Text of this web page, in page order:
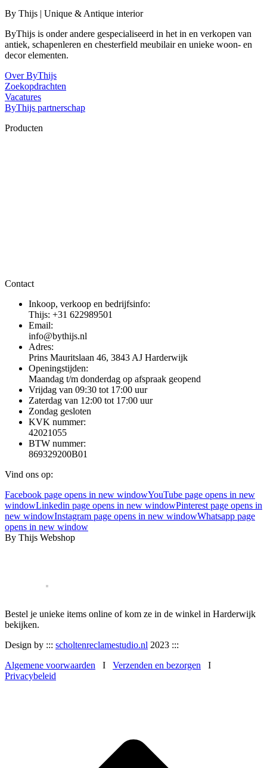
By Thijs | Unique & Antique interior
ByThijs is onder andere gespecialiseerd in het in en verkopen van
antiek, schapenleren en chesterfield meubilair en unieke woon- en
decor elementen.
Over ByThijs
Zoekopdrachten
Vacatures
ByThijs partnerschap
Producten
Contact
Inkoop, verkoop en bedrijfsinfo:
Thijs: +31 622989501
Email:
info@bythijs.nl
Adres:
Prins Mauritslaan 46, 3843 AJ Harderwijk
Openingstijden:
Maandag t/m donderdag op afspraak geopend
Vrijdag van 09:30 tot 17:00 uur
Zaterdag van 12:00 tot 17:00 uur
Zondag gesloten
KVK nummer:
42021055
BTW nummer:
869329200B01
Vind ons op:
Facebook page opens in new windowYouTube page opens in new
windowLinkedin page opens in new windowPinterest page opens in
new windowInstagram page opens in new windowWhatsapp page
opens in new window
By Thijs Webshop
Bestel je unieke items online of kom ze in de winkel in Harderwijk
bekijken.
Design by ::: scholtenreclamestudio.nl 2023 :::
Algemene voorwaarden I Verzenden en bezorgen I
Privacybeleid